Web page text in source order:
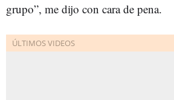
grupo”, me dijo con cara de pena.